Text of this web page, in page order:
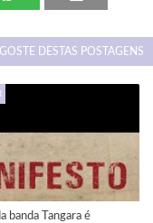
DESTAS POSTAGENS
banda Tangara é